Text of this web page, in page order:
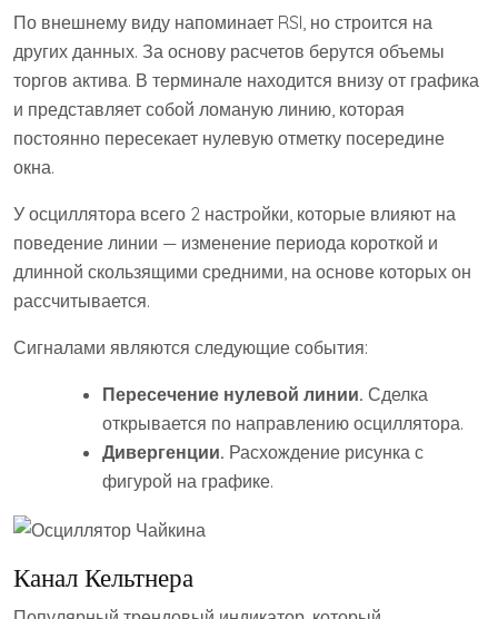
По внешнему виду напоминает RSI, но строится на
других данных. За основу расчетов берутся объемы
торгов актива. В терминале находится внизу от графика
и представляет собой ломаную линию, которая
постоянно пересекает нулевую отметку посередине
окна.
У осциллятора всего 2 настройки, которые влияют на
поведение линии — изменение периода короткой и
длинной скользящими средними, на основе которых он
рассчитывается.
Сигналами являются следующие события:
Пересечение нулевой линии. Сделка
открывается по направлению осциллятора.
Дивергенции. Расхождение рисунка с
фигурой на графике.
Канал Кельтнера